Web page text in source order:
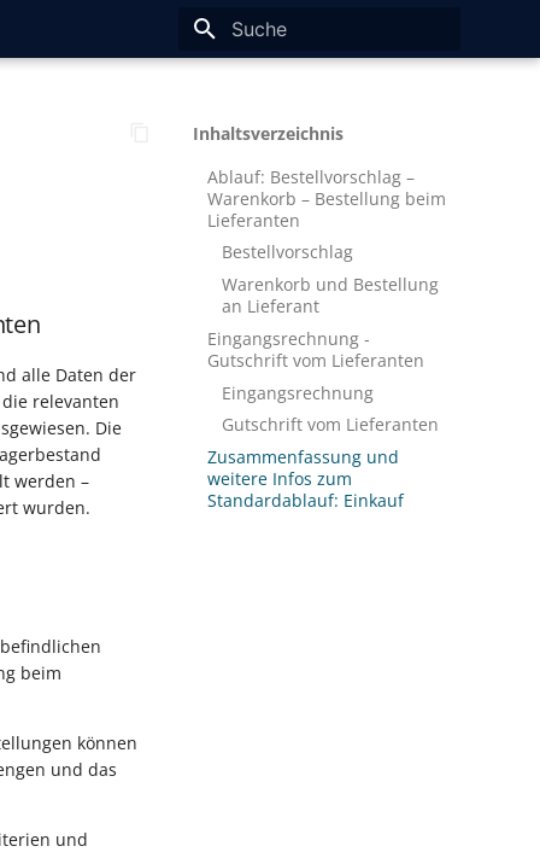
alle Daten der
relevanten
Die
werden –
wurden.
beim
können
und das
und
Inhaltsverzeichnis
Ablauf: Bestellvorschlag –
Warenkorb – Bestellung beim
Lieferanten
Bestellvorschlag
Warenkorb und Bestellung
an Lieferant
Eingangsrechnung -
Gutschrift vom Lieferanten
Eingangsrechnung
Gutschrift vom Lieferanten
Zusammenfassung und
weitere Infos zum
Standardablauf: Einkauf